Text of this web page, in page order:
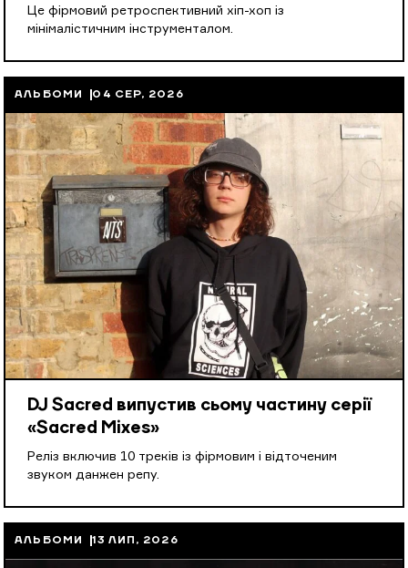
Це фірмовий ретроспективний хіп-хоп із
мінімалістичним інструменталом.
АЛЬБОМИ 04 СЕР, 2026
DJ Sacred випустив сьому частину серії
«Sacred Mixes»
Реліз включив 10 треків із фірмовим і відточеним
звуком данжен репу.
АЛЬБОМИ 13 ЛИП, 2026